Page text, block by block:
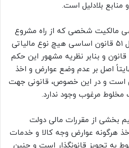
بلادلیل است.
قانون اساسی مالکیت شخصی که از راه مشروع
باشد محترم است و برابر اصل ۵۱ قانون اساسی هیچ نوع مالیاتی
و بنابر نظریه مشهور این حکم
اصل بر عدم وضع عوارض و اخذ
است و در این خصوص، قانونی جهت
مرغوب وجود ندارد.
قانون تنظیم بخشی از مقررات مالی دولت
دارد اخذ هرگونه عوارض وجه کالا و خدمات
به تجویز قانونگذار است و چنین